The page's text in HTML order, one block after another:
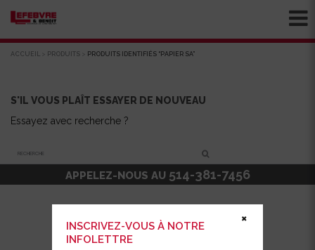
ACCUEIL > PRODUITS > PRODUITS IDENTIFIÉS “PAPIER SA”
S'IL VOUS PLAÎT ESSAYER DE NOUVEAU
Essayez avec recherche ?
INSCRIVEZ-VOUS À NOTRE
INFOLETTRE
✖
APPELEZ-NOUS AU 514-381-7456